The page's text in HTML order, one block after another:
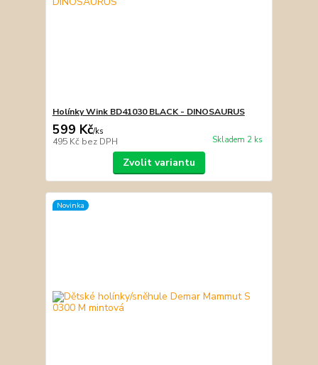
Holínky Wink BD41030 BLACK - DINOSAURUS
599 Kč/ks
495 Kč bez DPH Skladem 2 ks
Zvolit variantu
Novinka